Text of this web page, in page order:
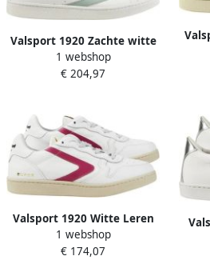
Valsport 1920 Zachte witte
anijs toernooischoenen
1 webshop
€ 204,97
Valsport 1920 Witte Leren
Sneakers
1 webshop
€ 174,07